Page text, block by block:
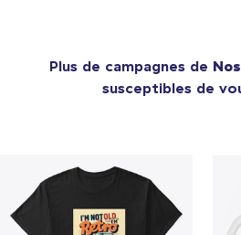
Plus de campagnes de
susceptibles de